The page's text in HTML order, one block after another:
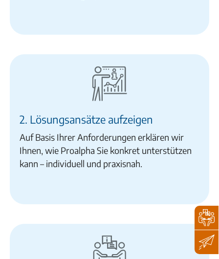
2. Lösungsansätze aufzeigen
Auf Basis Ihrer Anforderungen erklären wir
Ihnen, wie Proalpha Sie konkret unterstützen
kann – individuell und praxisnah.